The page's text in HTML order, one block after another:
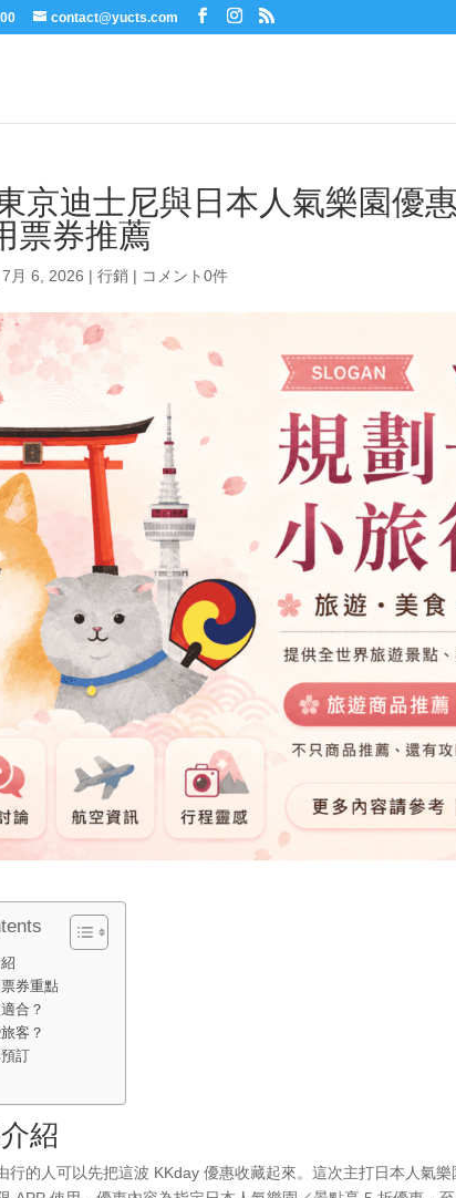
contact@yucts.com
京迪士尼與日本人氣樂園優
票券推薦
7月 6, 2026 |行銷 | コメント0件
券重點
合？
客？
訂
紹
行的人可以先把這波 KKday 優惠收藏起來。這次主打日本人氣